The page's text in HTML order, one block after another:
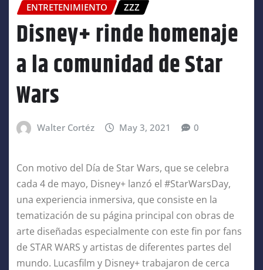
ENTRETENIMIENTO ZZZ
Disney+ rinde homenaje
a la comunidad de Star
Wars
Walter Cortéz May 3, 2021 0
Con motivo del Día de Star Wars, que se celebra
cada 4 de mayo, Disney+ lanzó el #StarWarsDay,
una experiencia inmersiva, que consiste en la
tematización de su página principal con obras de
arte diseñadas especialmente con este fin por fans
de STAR WARS y artistas de diferentes partes del
mundo. Lucasfilm y Disney+ trabajaron de cerca